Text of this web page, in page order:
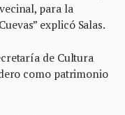
para la
explicó Salas.
de Cultura
como patrimonio